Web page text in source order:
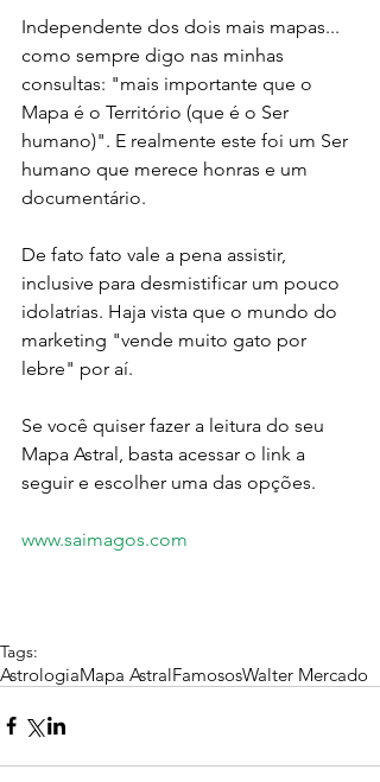
Independente dos dois mais mapas...
como sempre digo nas minhas
consultas: "mais importante que o
Mapa é o Território (que é o Ser
humano)". E realmente este foi um Ser
humano que merece honras e um
documentário.
De fato fato vale a pena assistir,
inclusive para desmistificar um pouco
idolatrias. Haja vista que o mundo do
marketing "vende muito gato por
lebre" por aí.
Se você quiser fazer a leitura do seu
Mapa Astral, basta acessar o link a
seguir e escolher uma das opções.
www.saimagos.com
Tags:
AstrologiaMapa AstralFamososWalter Mercado